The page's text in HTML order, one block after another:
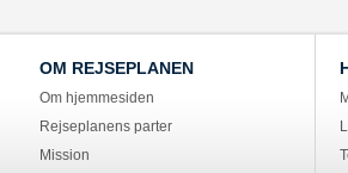
OM REJSEPLANEN
Om hjemmesiden
Rejseplanens parter
Mission